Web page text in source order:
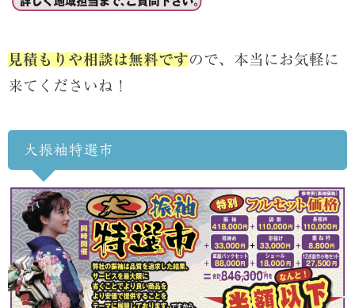
見積もりや相談は無料ですので、本当にお気軽に
来てくださいね！
大振袖特選市